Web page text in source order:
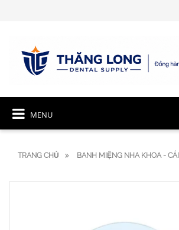
MENU
TRANG CHỦ BANH MIỆNG NHA KHOA - CÁI